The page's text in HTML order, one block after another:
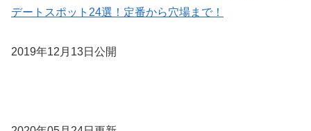
デートスポット24選！定番から穴場まで！
2019年12月13日公開